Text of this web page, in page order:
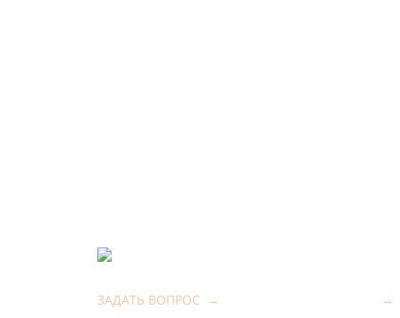
ЗАДАТЬ ВОПРОС → →